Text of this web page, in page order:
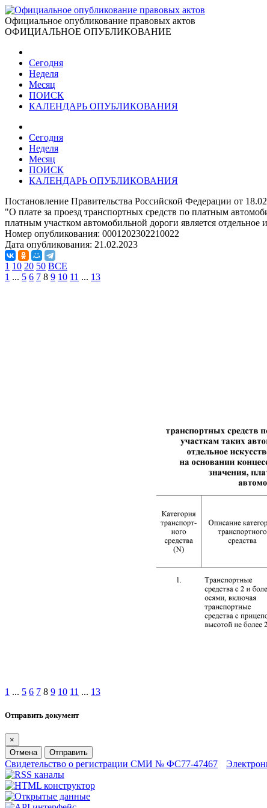
Официальное опубликование правовых актов
ОФИЦИАЛЬНОЕ ОПУБЛИКОВАНИЕ
Сегодня
Неделя
Месяц
ПОИСК
КАЛЕНДАРЬ ОПУБЛИКОВАНИЯ
Сегодня
Неделя
Месяц
ПОИСК
КАЛЕНДАРЬ ОПУБЛИКОВАНИЯ
Постановление Правительства Российской Федерации от
"О плате за проезд транспортных средств по платным
платным участком автомобильной дороги является
Номер опубликования: 0001202302210022
Дата опубликования: 21.02.2023
1 10 20 50 ВСЕ
1 ... 5 6 7 8 9 10 11 ... 13
1 ... 5 6 7 8 9 10 11 ... 13
Отправить документ
×
Отмена
Отправить
Свидетельство о регистрации СМИ № ФС77-47467